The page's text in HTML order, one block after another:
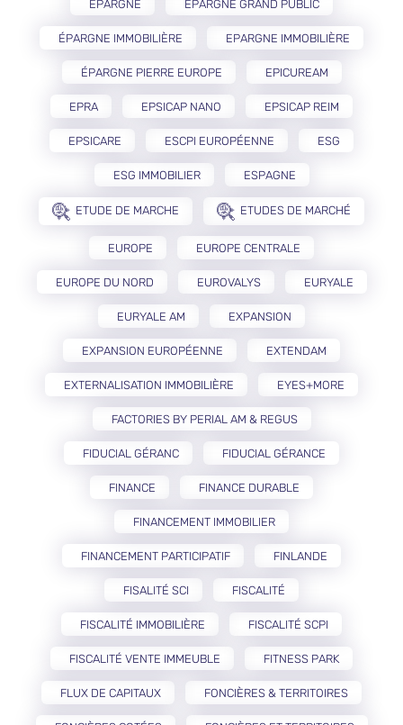
ÉPARGNE EPARGNE GRAND PUBLIC
ÉPARGNE IMMOBILIÈRE EPARGNE IMMOBILIÈRE
ÉPARGNE PIERRE EUROPE EPICUREAM
EPRA EPSICAP NANO EPSICAP REIM
EPSICARE ESCPI EUROPÉENNE ESG
ESG IMMOBILIER ESPAGNE
ETUDE DE MARCHE ETUDES DE MARCHÉ
EUROPE EUROPE CENTRALE
EUROPE DU NORD EUROVALYS EURYALE
EURYALE AM EXPANSION
EXPANSION EUROPÉENNE EXTENDAM
EXTERNALISATION IMMOBILIÈRE EYES+MORE
FACTORIES BY PERIAL AM & REGUS
FIDUCIAL GÉRANC FIDUCIAL GÉRANCE
FINANCE FINANCE DURABLE
FINANCEMENT IMMOBILIER
FINANCEMENT PARTICIPATIF FINLANDE
FISALITÉ SCI FISCALITÉ
FISCALITÉ IMMOBILIÈRE FISCALITÉ SCPI
FISCALITÉ VENTE IMMEUBLE FITNESS PARK
FLUX DE CAPITAUX FONCIÈRES & TERRITOIRES